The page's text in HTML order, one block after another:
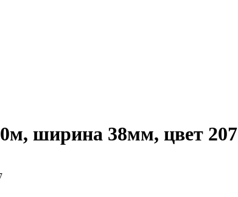
ширина 38мм, цвет 207